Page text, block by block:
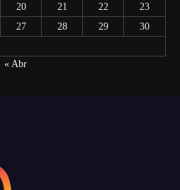
20 21 22
23
27 28 29
30
« Abr